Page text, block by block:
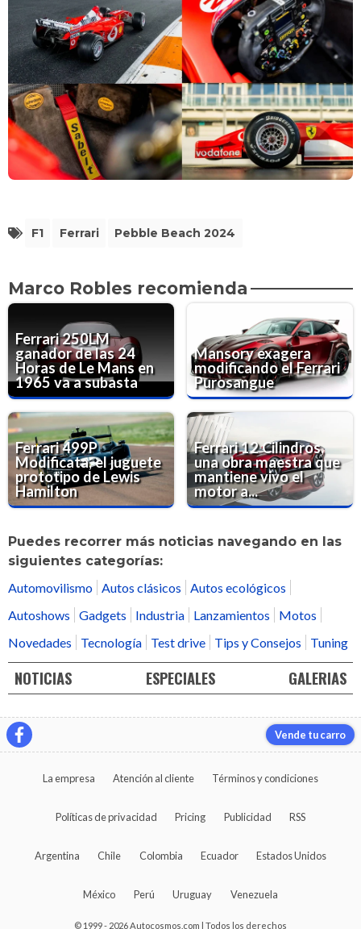
F1 Ferrari Pebble Beach 2024
Marco Robles recomienda
Ferrari 250LM
ganador de las 24
Horas de Le Mans en
1965 va a subasta
Mansory exagera
modificando el Ferrari
Purosangue
Ferrari 499P
Modificata, el juguete
prototipo de Lewis
Hamilton
Ferrari 12 Cilindros,
una obra maestra que
mantiene vivo el
motor a...
Puedes recorrer más noticias navegando en las
siguientes categorías:
Automovilismo Autos clásicos
Autos ecológicos
Autoshows
Gadgets Industria Lanzamientos
Motos
Novedades
Tecnología Test drive Tips y Consejos Tuning
NOTICIAS ESPECIALES GALERIAS
Vende tu carro
La empresa Atención al cliente Términos y condiciones
Políticas de privacidad Pricing Publicidad RSS
Argentina Chile Colombia Ecuador Estados Unidos
México Perú Uruguay Venezuela
© 1999 - 2026 Autocosmos.com | Todos los derechos